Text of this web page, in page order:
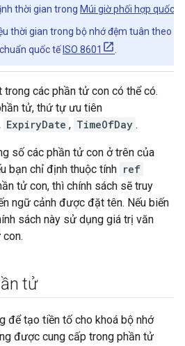
thời gian trong Múi giờ phối hợp quốc tế
thời gian trong bộ nhớ đệm tuân theo
quốc tế ISO 8601
trong các phần tử con có thể có.
tử, thứ tự ưu tiên
ExpiryDate , TimeOfDay .
số các phần tử con ở trên của
bạn chỉ định thuộc tính ref
tử con, thì chính sách sẽ truy
ngữ cảnh được đặt tên. Nếu biến
sách này sử dụng giá trị văn
tử
để tạo tiền tố cho khoá bộ nhớ
được cung cấp trong phần tử